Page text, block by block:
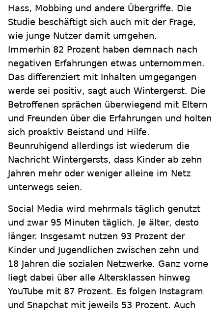
Hass, Mobbing und andere Übergriffe. Die
Studie beschäftigt sich auch mit der Frage,
wie junge Nutzer damit umgehen.
Immerhin 82 Prozent haben demnach nach
negativen Erfahrungen etwas unternommen.
Das differenziert mit Inhalten umgegangen
werde sei positiv, sagt auch Wintergerst. Die
Betroffenen sprächen überwiegend mit Eltern
und Freunden über die Erfahrungen und holten
sich proaktiv Beistand und Hilfe.
Beunruhigend allerdings ist wiederum die
Nachricht Wintergersts, dass Kinder ab zehn
Jahren mehr oder weniger alleine im Netz
unterwegs seien.
Social Media wird mehrmals täglich genutzt
und zwar 95 Minuten täglich. Je älter, desto
länger. Insgesamt nutzen 93 Prozent der
Kinder und Jugendlichen zwischen zehn und
18 Jahren die sozialen Netzwerke. Ganz vorne
liegt dabei über alle Altersklassen hinweg
YouTube mit 87 Prozent. Es folgen Instagram
und Snapchat mit jeweils 53 Prozent. Auch